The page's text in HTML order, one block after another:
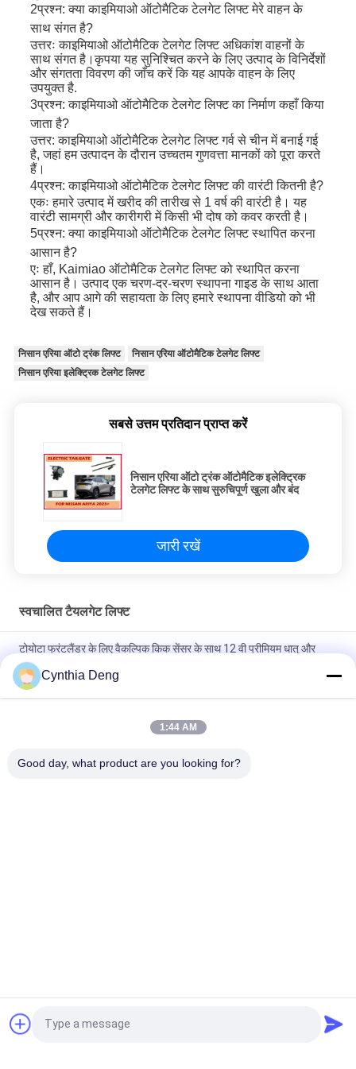
2प्रश्न: क्या काइमियाओ ऑटोमैटिक टेलगेट लिफ्ट मेरे वाहन के
साथ संगत है?
उत्तरः काइमियाओ ऑटोमैटिक टेलगेट लिफ्ट अधिकांश वाहनों के
साथ संगत है।कृपया यह सुनिश्चित करने के लिए उत्पाद के विनिर्देशों
और संगतता विवरण की जाँच करें कि यह आपके वाहन के लिए
उपयुक्त है.
3प्रश्न: काइमियाओ ऑटोमैटिक टेलगेट लिफ्ट का निर्माण कहाँ किया
जाता है?
उत्तर: काइमियाओ ऑटोमैटिक टेलगेट लिफ्ट गर्व से चीन में बनाई गई
है, जहां हम उत्पादन के दौरान उच्चतम गुणवत्ता मानकों को पूरा करते
हैं।
4प्रश्न: काइमियाओ ऑटोमैटिक टेलगेट लिफ्ट की वारंटी कितनी है?
एकः हमारे उत्पाद में खरीद की तारीख से 1 वर्ष की वारंटी है। यह
वारंटी सामग्री और कारीगरी में किसी भी दोष को कवर करती है।
5प्रश्न: क्या काइमियाओ ऑटोमैटिक टेलगेट लिफ्ट स्थापित करना
आसान है?
एः हाँ, Kaimiao ऑटोमैटिक टेलगेट लिफ्ट को स्थापित करना
आसान है। उत्पाद एक चरण-दर-चरण स्थापना गाइड के साथ आता
है, और आप आगे की सहायता के लिए हमारे स्थापना वीडियो को भी
देख सकते हैं।
निसान एरिया ऑटो ट्रंक लिफ्ट
निसान एरिया ऑटोमैटिक टेलगेट लिफ्ट
निसान एरिया इलेक्ट्रिक टेलगेट लिफ्ट
सबसे उत्तम प्रतिदान प्राप्त करें
निसान एरिया ऑटो ट्रंक ऑटोमैटिक इलेक्ट्रिक
टेलगेट लिफ्ट के साथ सुरुचिपूर्ण खुला और बंद
जारी रखें
स्वचालित टैयलगेट लिफ्ट
टोयोटा फ्रंटलैंडर के लिए वैकल्पिक किक सेंसर के साथ 12 वी प्रीमियम धातु और
प्लास्टिक स्वचालित इलेक्ट्रिक टेलगेट लिफ्ट
अपग्रेड कार ट्रंक पावर लिफ्टगेट ऑटो ट्रंक के लिए टोयोटा टाउन ऐस / लिटेस कार
इलेक्ट्रिक टेलगेट
Cynthia Deng
1:44 AM
Good day, what product are you looking for?